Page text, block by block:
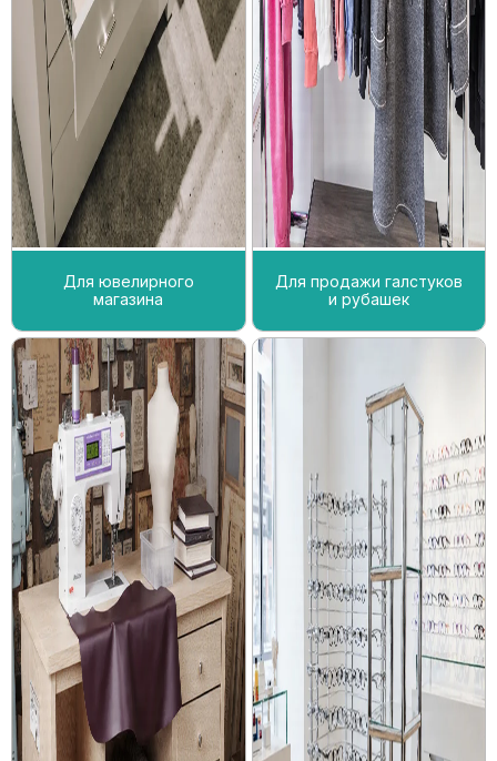
Для ювелирного
магазина
Для продажи галстуков
и рубашек